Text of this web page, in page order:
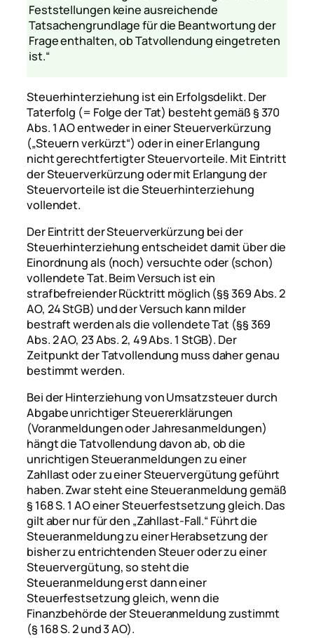
Feststellungen keine ausreichende
Tatsachengrundlage für die Beantwortung der
Frage enthalten, ob Tatvollendung eingetreten
ist.“
Steuerhinterziehung ist ein Erfolgsdelikt. Der
Taterfolg (= Folge der Tat) besteht gemäß § 370
Abs. 1 AO entweder in einer Steuerverkürzung
(„Steuern verkürzt“) oder in einer Erlangung
nicht gerechtfertigter Steuervorteile. Mit Eintritt
der Steuerverkürzung oder mit Erlangung der
Steuervorteile ist die Steuerhinterziehung
vollendet.
Der Eintritt der Steuerverkürzung bei der
Steuerhinterziehung entscheidet damit über die
Einordnung als (noch) versuchte oder (schon)
vollendete Tat. Beim Versuch ist ein
strafbefreiender Rücktritt möglich (§§ 369 Abs. 2
AO, 24 StGB) und der Versuch kann milder
bestraft werden als die vollendete Tat (§§ 369
Abs. 2 AO, 23 Abs. 2, 49 Abs. 1 StGB). Der
Zeitpunkt der Tatvollendung muss daher genau
bestimmt werden.
Bei der Hinterziehung von Umsatzsteuer durch
Abgabe unrichtiger Steuererklärungen
(Voranmeldungen oder Jahresanmeldungen)
hängt die Tatvollendung davon ab, ob die
unrichtigen Steueranmeldungen zu einer
Zahllast oder zu einer Steuervergütung geführt
haben. Zwar steht eine Steueranmeldung gemäß
§ 168 S. 1 AO einer Steuerfestsetzung gleich. Das
gilt aber nur für den „Zahllast-Fall.“ Führt die
Steueranmeldung zu einer Herabsetzung der
bisher zu entrichtenden Steuer oder zu einer
Steuervergütung, so steht die
Steueranmeldung erst dann einer
Steuerfestsetzung gleich, wenn die
Finanzbehörde der Steueranmeldung zustimmt
(§ 168 S. 2 und 3 AO).